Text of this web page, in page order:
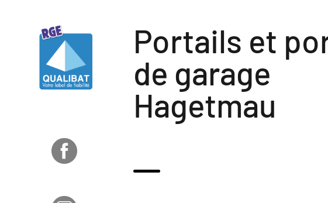
Portails et
de garage
Hagetmau